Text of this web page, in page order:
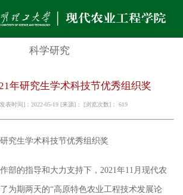
科学研究
年研究生学术科技节优秀组织奖
表时间]：2022-05-19 [来源]： [浏览次数]： 619
究生学术科技节优秀组织奖
部的指导和大力支持下， 2021年11月现代农
为期两天的“高原特色农业工程技术发展论